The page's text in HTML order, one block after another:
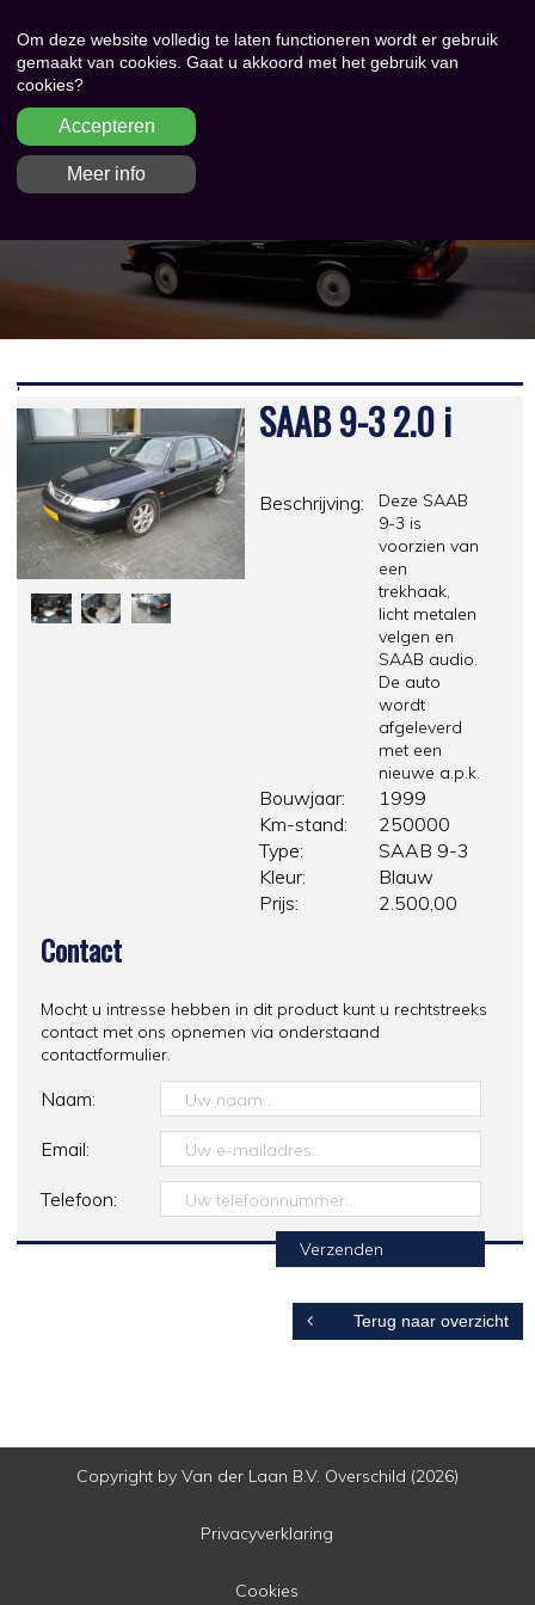
' SAAB 9-3 2.0 i
Beschrijving:
Deze SAAB
9-3 is
voorzien van
een
trekhaak,
licht metalen
velgen en
SAAB audio.
De auto
wordt
afgeleverd
met een
nieuwe a.p.k.
Bouwjaar:
1999
Km-stand:
250000
Type:
SAAB 9-3
Kleur:
Blauw
Prijs:
2.500,00
Contact
Mocht u intresse hebben in dit product kunt u rechtstreeks
contact met ons opnemen via onderstaand
contactformulier.
Naam:
Email:
Telefoon:
Terug naar overzicht
Copyright by Van der Laan B.V. Overschild (2026)
Privacyverklaring
Cookies
Om deze website volledig te laten functioneren wordt er gebruik
gemaakt van cookies. Gaat u akkoord met het gebruik van
cookies?
Accepteren
Meer info